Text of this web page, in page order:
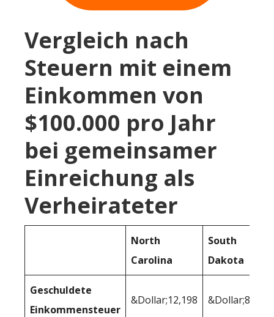
Vergleich nach
Steuern mit einem
Einkommen von
$100.000 pro Jahr
bei gemeinsamer
Einreichung als
Verheirateter
North
Carolina
South
Dakota
Geschuldete
Einkommensteuer
&Dollar;12,198 &Dollar;8,481